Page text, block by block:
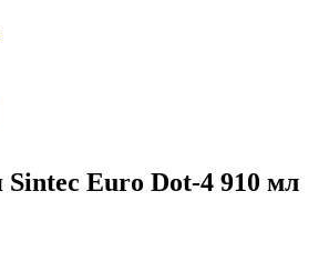
Euro Dot-4 910 мл